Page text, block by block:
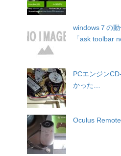
windows７の
「ask toolbar
PCエンジン
かった…
Oculus Remote